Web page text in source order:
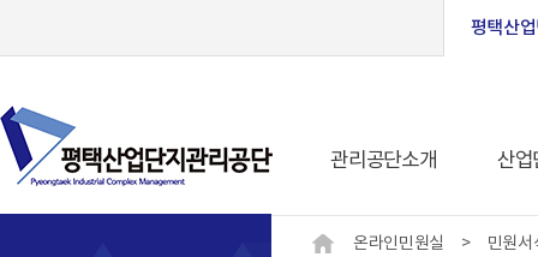
평택산
관리공단소개 산업
온라인민원실 > 민원서